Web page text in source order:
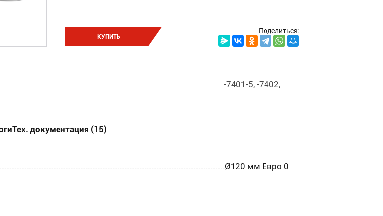
КУПИТЬ
Поделиться:
7401-5, -7402,
Тех. документация (15)
Ø120 мм Евро 0